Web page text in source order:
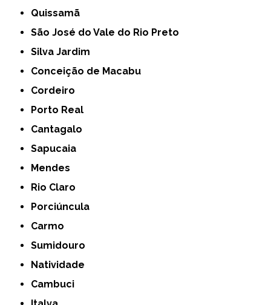
Quissamã
São José do Vale do Rio Preto
Silva Jardim
Conceição de Macabu
Cordeiro
Porto Real
Cantagalo
Sapucaia
Mendes
Rio Claro
Porciúncula
Carmo
Sumidouro
Natividade
Cambuci